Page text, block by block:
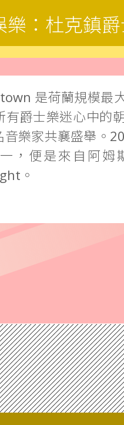
：杜克鎮
是荷蘭規模最
有爵士樂迷心中的
音樂家共襄盛舉。
，便是來自阿姆
。